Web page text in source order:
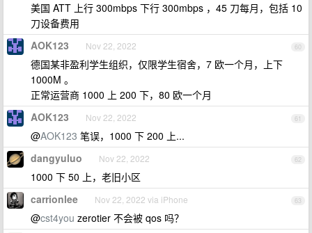
美国 ATT 上行 300mbps 下行 300mbps ，45 刀每月，包括 10
刀设备费用
60
AOK123 Nov 22, 2022
德国某非盈利学生组织，仅限学生宿舍，7 欧一个月，上下
1000M 。
正常运营商 1000 上 200 下，80 欧一个月
61
AOK123 Nov 22, 2022
@AOK123 笔误，1000 下 200 上...
62
dangyuluo Nov 22, 2022
1000 下 50 上，老旧小区
63
carrionlee Nov 22, 2022 via iPhone
@cst4you zerotier 不会被 qos 吗？